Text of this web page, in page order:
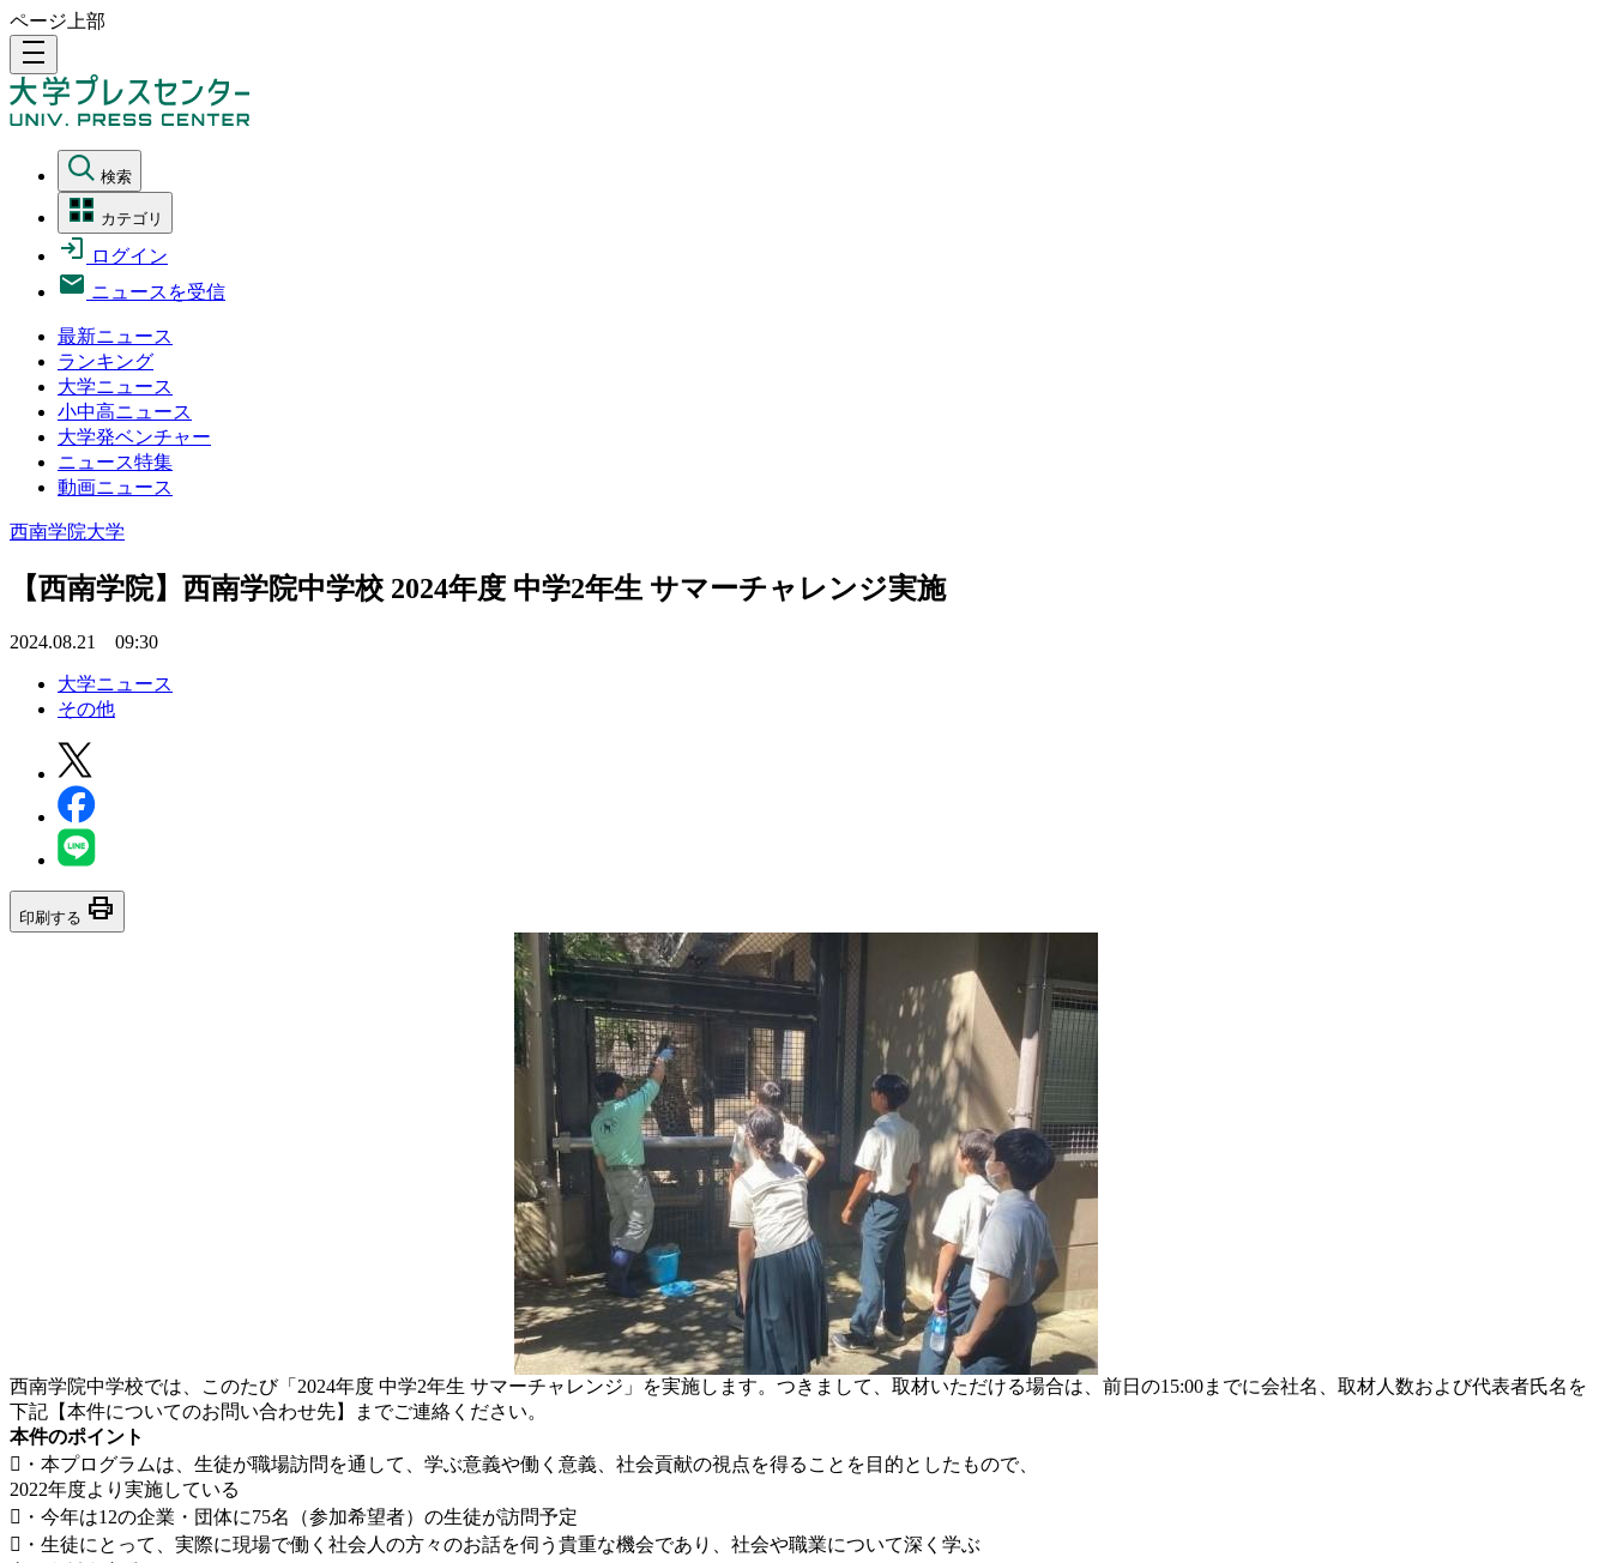
ページ上部
density_medium
検索
カテゴリ
ログイン
ニュースを受信
最新ニュース
ランキング
大学ニュース
小中高ニュース
大学発ベンチャー
ニュース特集
動画ニュース
西南学院大学
【西南学院】西南学院中学校 2024年度 中学2年生 サマーチャレンジ実施
2024.08.21 09:30
大学ニュース
その他
印刷する print
西南学院中学校では、このたび「2024年度 中学2年生 サマーチャレンジ」を実施します。つきまして、取材いただける場合は、前日の15:00までに会社名、取材人数および代表者氏名を
下記【本件についてのお問い合わせ先】までご連絡ください。
本件のポイント
・本プログラムは、生徒が職場訪問を通して、学ぶ意義や働く意義、社会貢献の視点を得ることを目的としたもので、
2022年度より実施している
・今年は12の企業・団体に75名（参加希望者）の生徒が訪問予定
・生徒にとって、実際に現場で働く社会人の方々のお話を伺う貴重な機会であり、社会や職業について深く学ぶ